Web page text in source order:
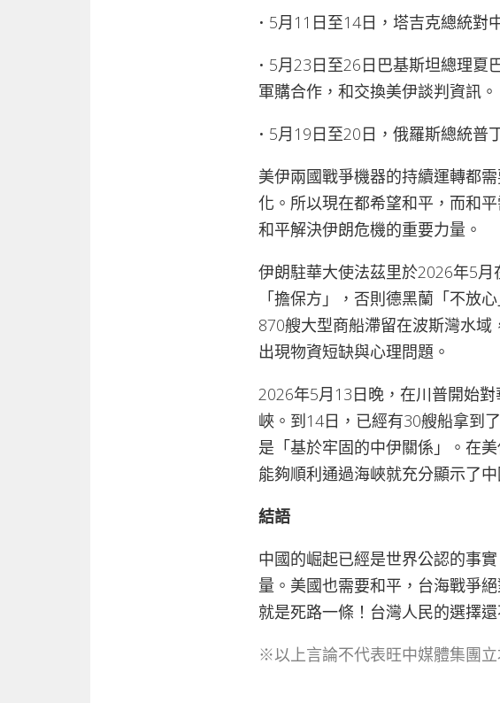
• 5月11日至14日，塔吉克總統對
• 5月23日至26日巴基斯坦總理夏
軍購合作，和交換美伊談判資訊。
• 5月19日至20日，俄羅斯總統普
美伊兩國戰爭機器的持續運轉都
化。所以現在都希望和平，而和
和平解決伊朗危機的重要力量。
伊朗駐華大使法茲里於2026年5
「擔保方」，否則德黑蘭「不放
870艘大型商船滯留在波斯灣水
出現物資短缺與心理問題。
2026年5月13日晚，在川普開始
峽。到14日，已經有30艘船拿到
是「基於牢固的中伊關係」。在
能夠順利通過海峽就充分顯示了
結語
中國的崛起已經是世界公認的事
量。美國也需要和平，台海戰爭
就是死路一條！台灣人民的選擇
※以上言論不代表旺中媒體集團